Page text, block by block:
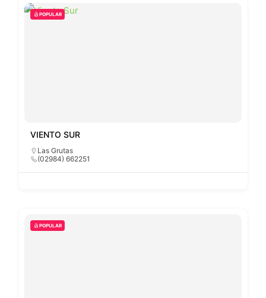
POPULAR
VIENTO SUR
Las Grutas
(02984) 662251
POPULAR